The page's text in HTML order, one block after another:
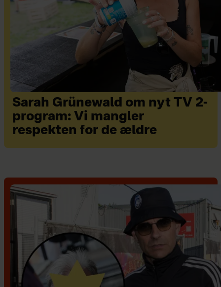
Sarah Grünewald om nyt TV 2-
program: Vi mangler
respekten for de ældre